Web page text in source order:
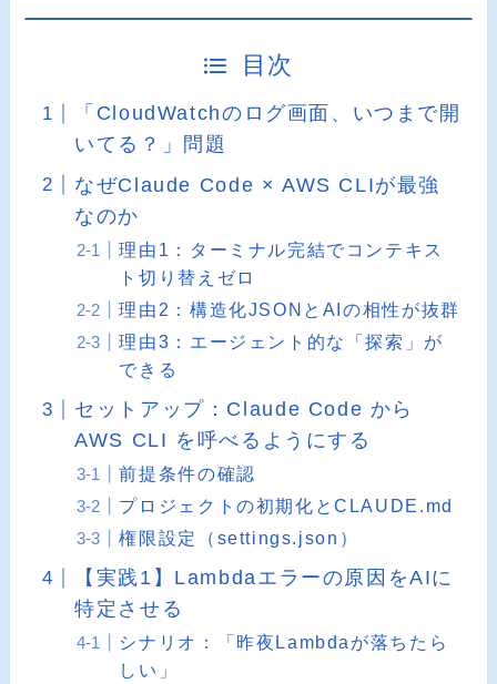
目次
「CloudWatchのログ画面、いつまで開
いてる？」問題
なぜClaude Code × AWS CLIが最強
なのか
理由1：ターミナル完結でコンテキス
ト切り替えゼロ
理由2：構造化JSONとAIの相性が抜群
理由3：エージェント的な「探索」が
できる
セットアップ：Claude Code から
AWS CLI を呼べるようにする
前提条件の確認
プロジェクトの初期化とCLAUDE.md
権限設定（settings.json）
【実践1】Lambdaエラーの原因をAIに
特定させる
シナリオ：「昨夜Lambdaが落ちたら
しい」